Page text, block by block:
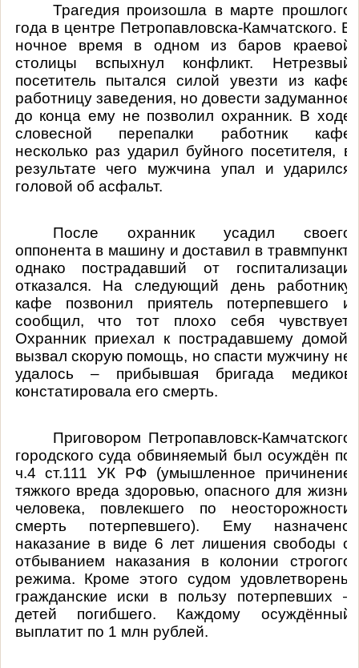
Трагедия произошла в марте прошлого
года в центре Петропавловска-Камчатского. В
ночное время в одном из баров краевой
столицы вспыхнул конфликт. Нетрезвый
посетитель пытался силой увезти из кафе
работницу заведения, но довести задуманное
до конца ему не позволил охранник. В ходе
словесной перепалки работник кафе
несколько раз ударил буйного посетителя, в
результате чего мужчина упал и ударился
головой об асфальт.
После охранник усадил своего
оппонента в машину и доставил в травмпункт,
однако пострадавший от госпитализации
отказался. На следующий день работнику
кафе позвонил приятель потерпевшего и
сообщил, что тот плохо себя чувствует.
Охранник приехал к пострадавшему домой,
вызвал скорую помощь, но спасти мужчину не
удалось – прибывшая бригада медиков
констатировала его смерть.
Приговором Петропавловск-Камчатского
городского суда обвиняемый был осуждён по
ч.4 ст.111 УК РФ (умышленное причинение
тяжкого вреда здоровью, опасного для жизни
человека, повлекшего по неосторожности
смерть потерпевшего). Ему назначено
наказание в виде 6 лет лишения свободы с
отбыванием наказания в колонии строгого
режима. Кроме этого судом удовлетворены
гражданские иски в пользу потерпевших –
детей погибшего. Каждому осуждённый
выплатит по 1 млн рублей.